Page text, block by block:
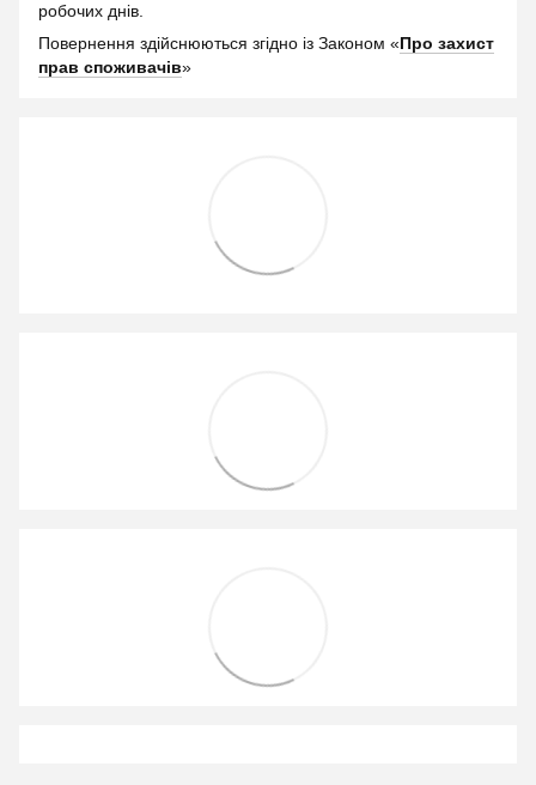
робочих днів.
Повернення здійснюються згідно із Законом «Про захист
прав споживачів»